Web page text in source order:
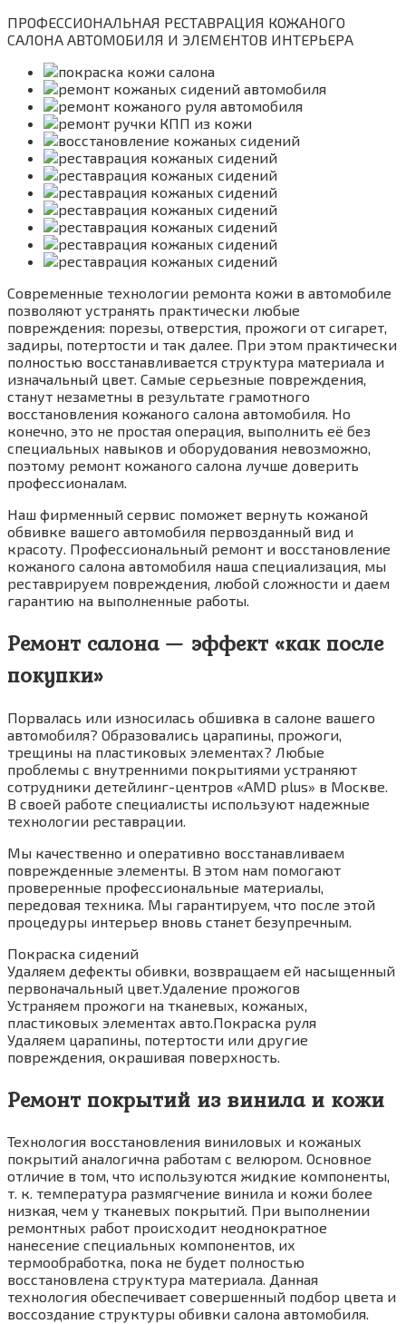
ПРОФЕССИОНАЛЬНАЯ РЕСТАВРАЦИЯ КОЖАНОГО
САЛОНА АВТОМОБИЛЯ И ЭЛЕМЕНТОВ ИНТЕРЬЕРА
Современные технологии ремонта кожи в автомобиле
позволяют устранять практически любые
повреждения: порезы, отверстия, прожоги от сигарет,
задиры, потертости и так далее. При этом практически
полностью восстанавливается структура материала и
изначальный цвет. Самые серьезные повреждения,
станут незаметны в результате грамотного
восстановления кожаного салона автомобиля. Но
конечно, это не простая операция, выполнить её без
специальных навыков и оборудования невозможно,
поэтому ремонт кожаного салона лучше доверить
профессионалам.
Наш фирменный сервис поможет вернуть кожаной
обвивке вашего автомобиля первозданный вид и
красоту. Профессиональный ремонт и восстановление
кожаного салона автомобиля наша специализация, мы
реставрируем повреждения, любой сложности и даем
гарантию на выполненные работы.
Ремонт салона — эффект «как после
покупки»
Порвалась или износилась обшивка в салоне вашего
автомобиля? Образовались царапины, прожоги,
трещины на пластиковых элементах? Любые
проблемы с внутренними покрытиями устраняют
сотрудники детейлинг-центров «AMD plus» в Москве.
В своей работе специалисты используют надежные
технологии реставрации.
Мы качественно и оперативно восстанавливаем
поврежденные элементы. В этом нам помогают
проверенные профессиональные материалы,
передовая техника. Мы гарантируем, что после этой
процедуры интерьер вновь станет безупречным.
Покраска сидений
Удаляем дефекты обивки, возвращаем ей насыщенный
первоначальный цвет.Удаление прожогов
Устраняем прожоги на тканевых, кожаных,
пластиковых элементах авто.Покраска руля
Удаляем царапины, потертости или другие
повреждения, окрашивая поверхность.
Ремонт покрытий из винила и кожи
Технология восстановления виниловых и кожаных
покрытий аналогична работам с велюром. Основное
отличие в том, что используются жидкие компоненты,
т. к. температура размягчение винила и кожи более
низкая, чем у тканевых покрытий. При выполнении
ремонтных работ происходит неоднократное
нанесение специальных компонентов, их
термообработка, пока не будет полностью
восстановлена структура материала. Данная
технология обеспечивает совершенный подбор цвета и
воссоздание структуры обивки салона автомобиля.